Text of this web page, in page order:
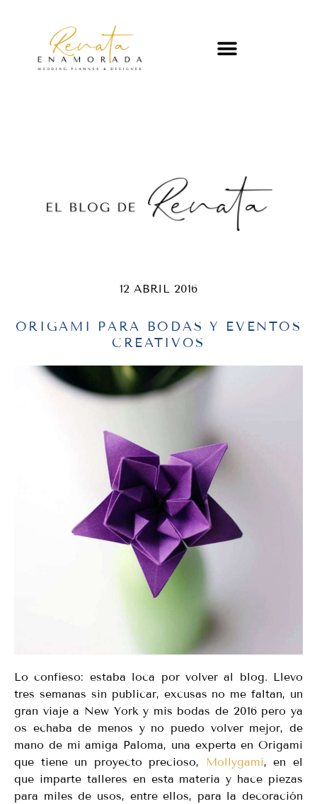
12 ABRIL 2016
ORIGAMI PARA BODAS Y EVENTOS
CREATIVOS
Lo confieso: estaba loca por volver al blog. Llevo
tres semanas sin publicar, excusas no me faltan, un
gran viaje a New York y mis bodas de 2016 pero ya
os echaba de menos y no puedo volver mejor, de
mano de mi amiga Paloma, una experta en Origami
que tiene un proyecto precioso,
Mollygami, en el
que imparte talleres en esta materia y hace piezas
para miles de usos, entre ellos, para la decoración